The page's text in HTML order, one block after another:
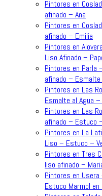
Pintores en
afinado – Ana
Pintores en
afinado – Emilia
Pintores en
Liso Afinado –
Pintores en Parla
afinado –
Pintores en Las
Esmalte al Agua
Pintores en Las
afinado – Estuco
Pintores en La
Liso – Estuco –
Pintores en Tres
liso afinado –
Pintores en
Estuco Marmol